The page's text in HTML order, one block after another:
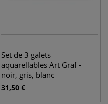
Set de 3 galets
aquarellables Art Graf -
noir, gris, blanc
31,50 €